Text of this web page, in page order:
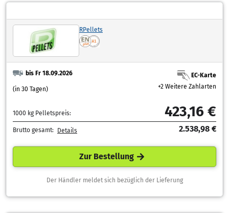
RPellets
bis Fr 18.09.2026
(in 30 Tagen)
EC-Karte
+2 Weitere Zahlarten
1000 kg Pelletspreis: 423,16 €
Brutto gesamt: Details 2.538,98 €
Zur Bestellung
Der Händler meldet sich bezüglich der Lieferung